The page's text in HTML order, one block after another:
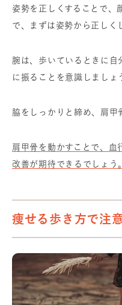
姿勢を正しくすることで、
で、まずは姿勢から正しく
腕は、歩いているときに自
に振ることを意識しましょ
脇をしっかりと締め、肩甲
肩甲骨を動かすことで、血
改善が期待できるでしょう
痩せる歩き方で注